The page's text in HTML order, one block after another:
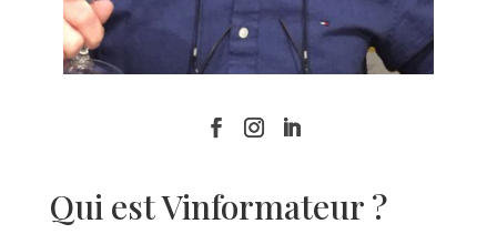
Qui est Vinformateur ?